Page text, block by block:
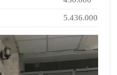
5.436.000